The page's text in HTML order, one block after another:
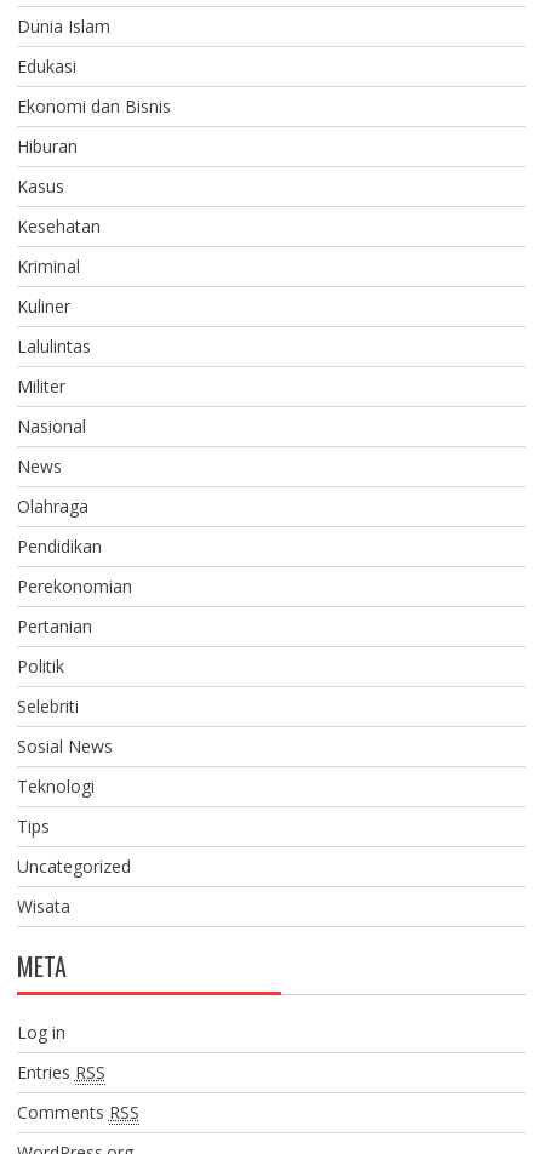
Dunia Islam
Edukasi
Ekonomi dan Bisnis
Hiburan
Kasus
Kesehatan
Kriminal
Kuliner
Lalulintas
Militer
Nasional
News
Olahraga
Pendidikan
Perekonomian
Pertanian
Politik
Selebriti
Sosial News
Teknologi
Tips
Uncategorized
Wisata
META
Log in
Entries RSS
Comments RSS